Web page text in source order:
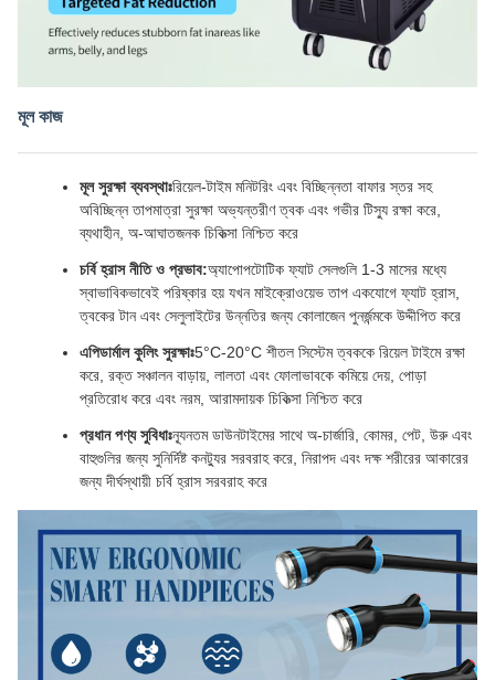
মূল কাজ
মূল সুরক্ষা ব্যবস্থাঃরিয়েল-টাইম মনিটরিং এবং বিচ্ছিন্নতা বাফার স্তর সহ
অবিচ্ছিন্ন তাপমাত্রা সুরক্ষা অভ্যন্তরীণ ত্বক এবং গভীর টিস্যু রক্ষা করে,
ব্যথাহীন, অ-আঘাতজনক চিকিত্সা নিশ্চিত করে
চর্বি হ্রাস নীতি ও প্রভাব:অ্যাপোপটোটিক ফ্যাট সেলগুলি 1-3 মাসের মধ্যে
স্বাভাবিকভাবেই পরিষ্কার হয় যখন মাইক্রোওয়েভ তাপ একযোগে ফ্যাট হ্রাস,
ত্বকের টান এবং সেলুলাইটের উন্নতির জন্য কোলাজেন পুনর্জন্মকে উদ্দীপিত করে
এপিডার্মাল কুলিং সুরক্ষাঃ5°C-20°C শীতল সিস্টেম ত্বককে রিয়েল টাইমে রক্ষা
করে, রক্ত সঞ্চালন বাড়ায়, লালতা এবং ফোলাভাবকে কমিয়ে দেয়, পোড়া
প্রতিরোধ করে এবং নরম, আরামদায়ক চিকিত্সা নিশ্চিত করে
প্রধান পণ্য সুবিধাঃন্যূনতম ডাউনটাইমের সাথে অ-চার্জারি, কোমর, পেট, উরু এবং
বাহুগুলির জন্য সুনির্দিষ্ট কনট্যুর সরবরাহ করে, নিরাপদ এবং দক্ষ শরীরের আকারের
জন্য দীর্ঘস্থায়ী চর্বি হ্রাস সরবরাহ করে